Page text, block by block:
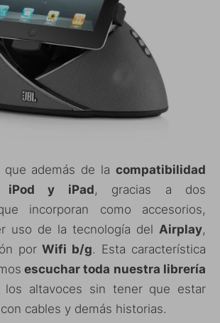
que además de la compatibilidad
iPod y iPad, gracias a dos
incorporan como accesorios,
uso de la tecnología del Airplay,
porWifi b/g. Esta característica
escuchar toda nuestra librería
los altavoces sin tener que estar
cables y demás historias.